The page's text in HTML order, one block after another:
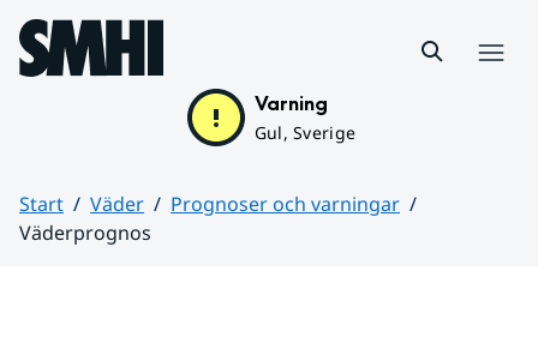
Hoppa till sidans innehåll
Varning
Gul, Sverige
Start Väder
Prognoser och varningar
Väderprognos